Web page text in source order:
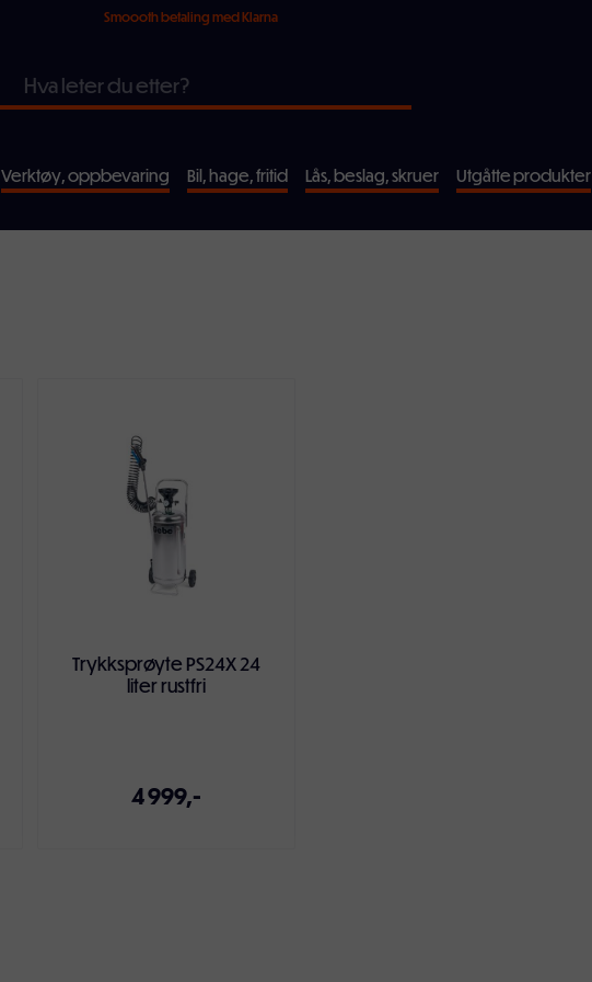
Smoooth betaling med Klarna
Verktøy, oppbevaring Bil, hage, fritid Lås, beslag, skruer Utgåtte produkter
Trykksprøyte PS24X 24
liter rustfri
4 999,-